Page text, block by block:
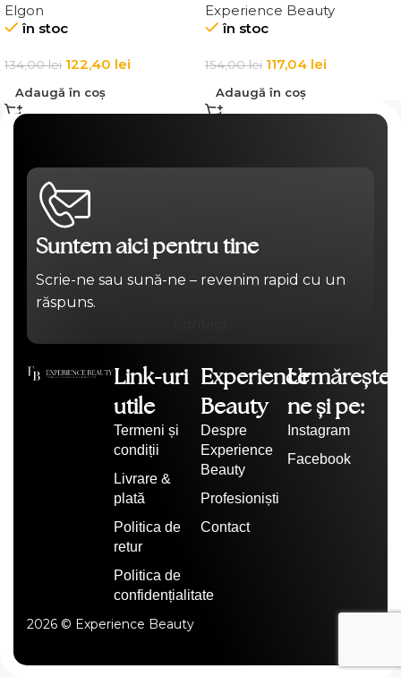
Hold Spray Wax
Elgon
în stoc
134,00lei 122,40 lei
Adaugă în coș
Elgon 20 Volumizing
Thickening Cream
Experience Beauty
în stoc
154,00lei 117,04 lei
Adaugă în coș
Suntem aici pentru tine
Scrie-ne sau sună-ne – revenim rapid cu un
răspuns.
Link-uri
utile
Termeni și
condiții
Livrare &
plată
Politica de
retur
Politica de
confidențialitate
Experience
Beauty
Despre
Experience
Beauty
Profesioniști
Contact
Urmărește-
ne și pe:
Instagram
Facebook
2026 © Experience Beauty